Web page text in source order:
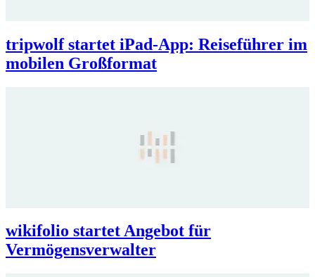
tripwolf startet iPad-App: Reiseführer im
mobilen Großformat
wikifolio startet Angebot für
Vermögensverwalter